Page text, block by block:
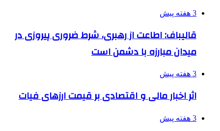
3 هفته پیش
قالیباف: اطاعت از رهبری، شرط ضروری پیروزی در
میدان مبارزه با دشمن است
3 هفته پیش
اثر اخبار مالی و اقتصادی بر قیمت ارزهای فیات
3 هفته پیش